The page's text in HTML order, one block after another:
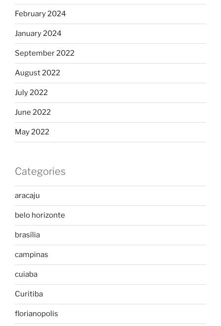
February 2024
January 2024
September 2022
August 2022
July 2022
June 2022
May 2022
Categories
aracaju
belo horizonte
brasília
campinas
cuiaba
Curitiba
florianopolis